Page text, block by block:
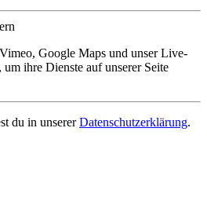
Google Maps und unser Live-
ihre Dienste auf unserer Seite
du in unsererDatenschutzerklärung.